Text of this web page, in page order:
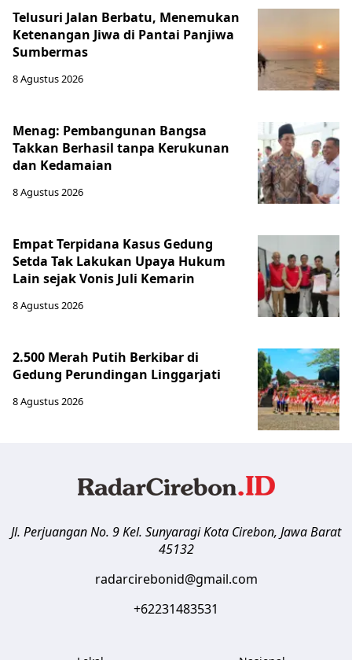
Telusuri Jalan Berbatu, Menemukan
Ketenangan Jiwa di Pantai Panjiwa
Sumbermas
8 Agustus 2026
Menag: Pembangunan Bangsa
Takkan Berhasil tanpa Kerukunan
dan Kedamaian
8 Agustus 2026
Empat Terpidana Kasus Gedung
Setda Tak Lakukan Upaya Hukum
Lain sejak Vonis Juli Kemarin
8 Agustus 2026
2.500 Merah Putih Berkibar di
Gedung Perundingan Linggarjati
8 Agustus 2026
Jl. Perjuangan No. 9 Kel. SunyaragiKota Cirebon, Jawa Barat
45132
radarcirebonid@gmail.com
+62231483531